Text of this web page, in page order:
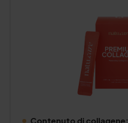
Contenuto di collagene: